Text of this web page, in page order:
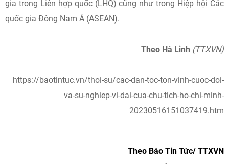
gia trong Liên hợp quốc (LHQ) cũng như trong Hiệp hội Các
quốc gia Đông Nam Á (ASEAN).
Theo Hà Linh (TTXVN)
https://baotintuc.vn/thoi-su/cac-dan-toc-ton-vinh-cuoc-doi-
va-su-nghiep-vi-dai-cua-chu-tich-ho-chi-minh-
20230516151037419.htm
Theo Báo Tin Tức/ TTXVN